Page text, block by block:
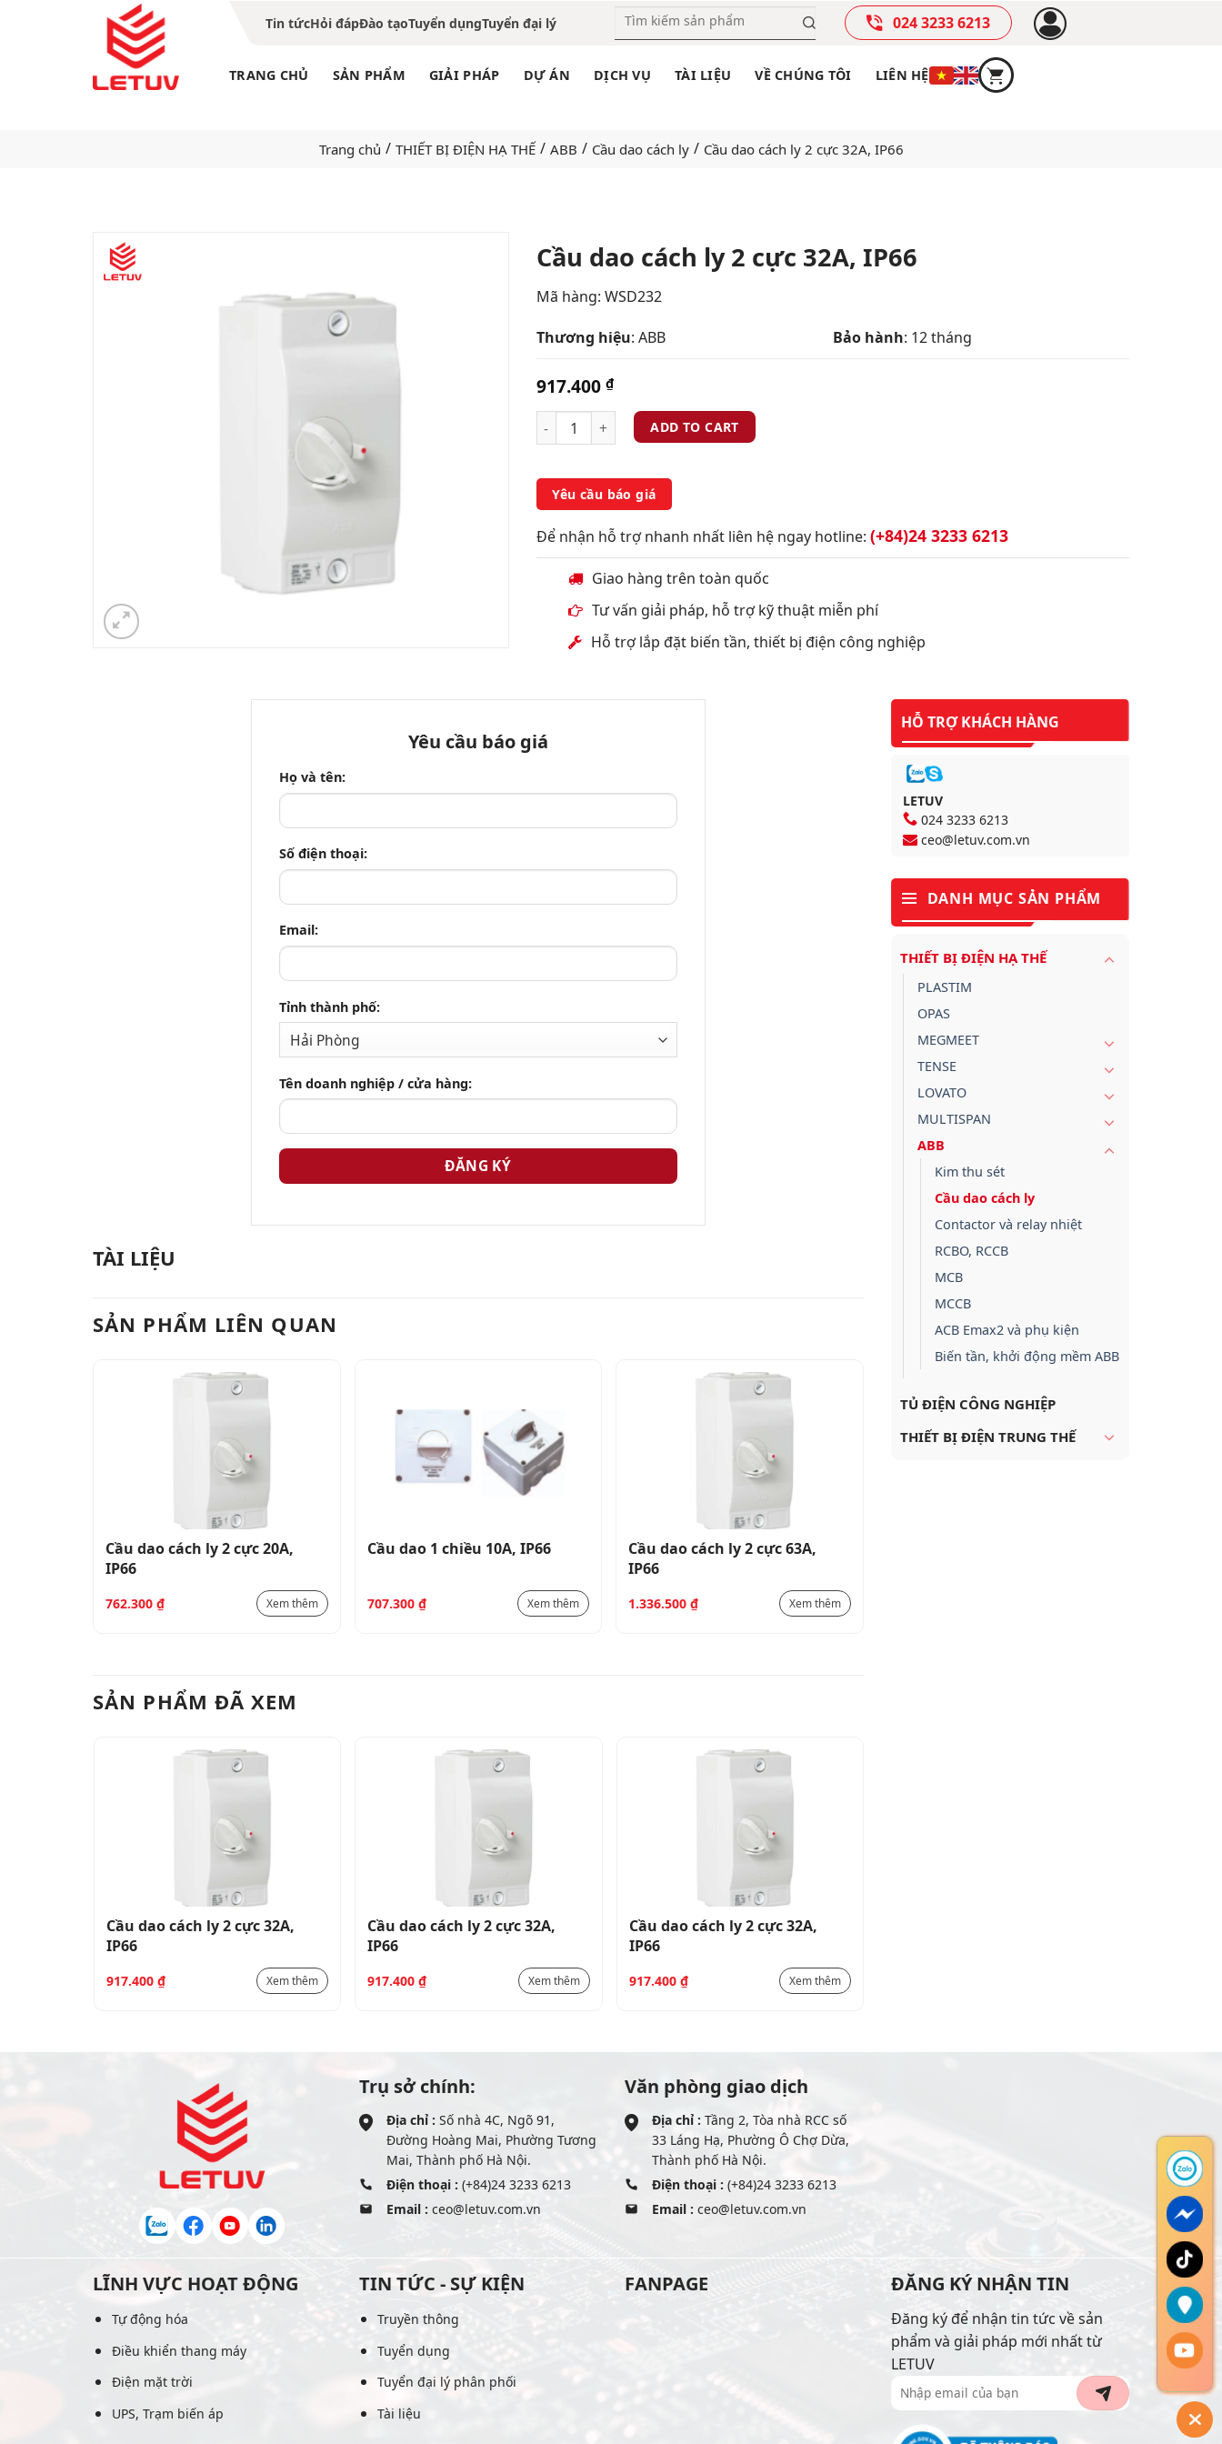
Tin tứcHỏi đápĐào tạoTuyển dụngTuyển đại lý 024 3233 6213
TRANG CHỦ SẢN PHẨM GIẢI PHÁP DỰ ÁN DỊCH VỤ TÀI LIỆU VỀ CHÚNG TÔI LIÊN HỆ
Trang chủ / THIẾT BỊ ĐIỆN HẠ THẾ / ABB / Cầu dao cách ly / Cầu dao cách ly 2 cực 32A, IP66
Cầu dao cách ly 2 cực 32A, IP66
Mã hàng: WSD232
Thương hiệu: ABB Bảo hành: 12 tháng
917.400 ₫
ADD TO CART
Yêu cầu báo giá
Để nhận hỗ trợ nhanh nhất liên hệ ngay hotline: (+84)24 3233 6213
Giao hàng trên toàn quốc
Tư vấn giải pháp, hỗ trợ kỹ thuật miễn phí
Hỗ trợ lắp đặt biến tần, thiết bị điện công nghiệp
Yêu cầu báo giá
Họ và tên:
Số điện thoại:
Email:
Tỉnh thành phố:
Tên doanh nghiệp / cửa hàng:
TÀI LIỆU
SẢN PHẨM LIÊN QUAN
Cầu dao cách ly 2 cực 20A,
IP66
762.300 ₫ Xem thêm
Cầu dao 1 chiều 10A, IP66
707.300 ₫ Xem thêm
Cầu dao cách ly 2 cực 63A,
IP66
1.336.500 ₫ Xem thêm
SẢN PHẨM ĐÃ XEM
Cầu dao cách ly 2 cực 32A,
IP66
917.400 ₫ Xem thêm
Cầu dao cách ly 2 cực 32A,
IP66
917.400 ₫ Xem thêm
Cầu dao cách ly 2 cực 32A,
IP66
917.400 ₫ Xem thêm
HỖ TRỢ KHÁCH HÀNG
LETUV
024 3233 6213
ceo@letuv.com.vn
DANH MỤC SẢN PHẨM
THIẾT BỊ ĐIỆN HẠ THẾ
PLASTIM
OPAS
MEGMEET
TENSE
LOVATO
MULTISPAN
ABB
Kim thu sét
Cầu dao cách ly
Contactor và relay nhiệt
RCBO, RCCB
MCB
MCCB
ACB Emax2 và phụ kiện
Biến tần, khởi động mềm ABB
TỦ ĐIỆN CÔNG NGHIỆP
THIẾT BỊ ĐIỆN TRUNG THẾ
Trụ sở chính:
Địa chỉ : Số nhà 4C, Ngõ 91,
Đường Hoàng Mai, Phường Tương
Mai, Thành phố Hà Nội.
Điện thoại : (+84)24 3233 6213
Email : ceo@letuv.com.vn
Văn phòng giao dịch
Địa chỉ : Tầng 2, Tòa nhà RCC số
33 Láng Hạ, Phường Ô Chợ Dừa,
Thành phố Hà Nội.
Điện thoại : (+84)24 3233 6213
Email : ceo@letuv.com.vn
LĨNH VỰC HOẠT ĐỘNG
Tự động hóa
Điều khiển thang máy
Điện mặt trời
UPS, Trạm biến áp
TIN TỨC - SỰ KIỆN
Truyền thông
Tuyển dụng
Tuyển đại lý phân phối
Tài liệu
FANPAGE ĐĂNG KÝ NHẬN TIN
Đăng ký để nhận tin tức về sản
phẩm và giải pháp mới nhất từ
LETUV